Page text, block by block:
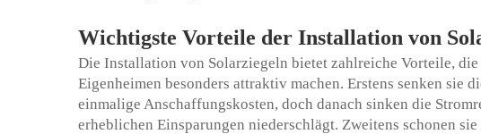
Wichtigste Vorteile der Installation von
Die Installation von Solarziegeln bietet zahlreiche Vorteile,
Eigenheimen besonders attraktiv machen. Erstens senken sie
einmalige Anschaffungskosten, doch danach sinken die
erheblichen Einsparungen niederschlägt. Zweitens schonen